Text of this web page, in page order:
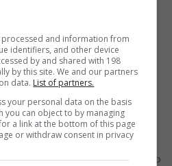
aprovação, ele torna sua vida
as contas, recarregar o
ou contratar serviços digitais;
com nome sujo:com a Jeitto
dinheiro que precisa até mesmo
já que a análise de crédito é
tudo para tornar mais fácil a
mesmo instante:essa instituição
and information from
identifiers, and other device
by and shared with 198
by this site. We and our partners
data. List of partners.
your personal data on the basis
you can object to by managing
a link at the bottom of this page
or withdraw consent in privacy